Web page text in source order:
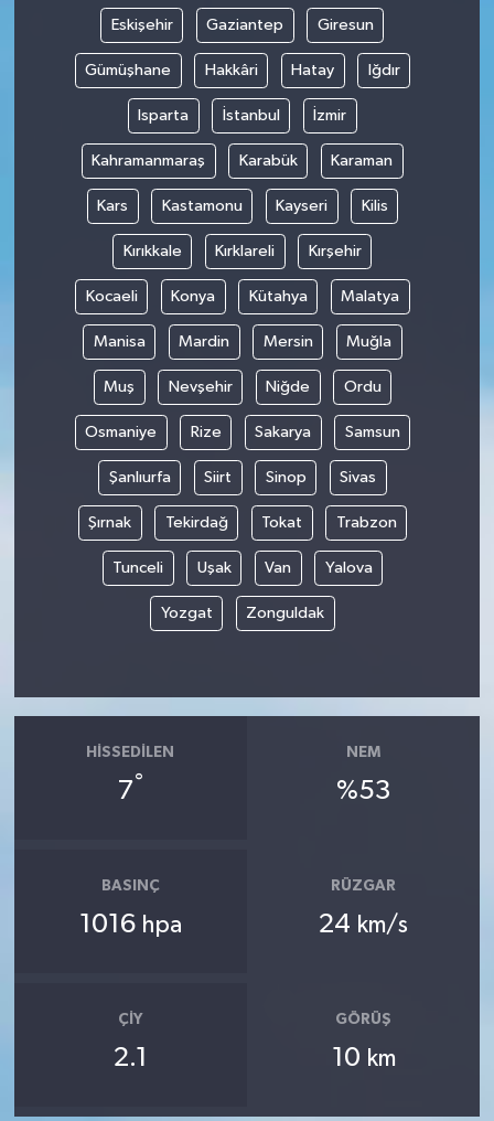
Eskişehir Gaziantep Giresun
Gümüşhane Hakkâri Hatay Iğdır
Isparta İstanbul İzmir
Kahramanmaraş Karabük Karaman
Kars Kastamonu Kayseri Kilis
Kırıkkale Kırklareli Kırşehir
Kocaeli Konya Kütahya Malatya
Manisa Mardin Mersin Muğla
Muş Nevşehir Niğde Ordu
Osmaniye Rize Sakarya Samsun
Şanlıurfa Siirt Sinop Sivas
Şırnak Tekirdağ Tokat Trabzon
Tunceli Uşak Van Yalova
Yozgat Zonguldak
HISSEDILEN
7°
NEM
%53
BASINÇ
1016 hpa
RÜZGAR
24 km/s
ÇIY
2.1
GÖRÜŞ
10 km